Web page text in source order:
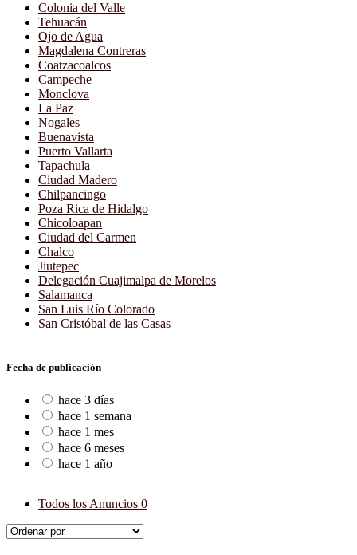
Colonia del Valle
Tehuacán
Ojo de Agua
Magdalena Contreras
Coatzacoalcos
Campeche
Monclova
La Paz
Nogales
Buenavista
Puerto Vallarta
Tapachula
Ciudad Madero
Chilpancingo
Poza Rica de Hidalgo
Chicoloapan
Ciudad del Carmen
Chalco
Jiutepec
Delegación Cuajimalpa de Morelos
Salamanca
San Luis Río Colorado
San Cristóbal de las Casas
Fecha de publicación
hace 3 días
hace 1 semana
hace 1 mes
hace 6 meses
hace 1 año
Todos los Anuncios 0